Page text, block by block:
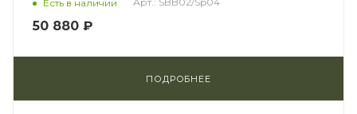
Есть в наличии
50 880 ₽
ПОДРОБНЕЕ